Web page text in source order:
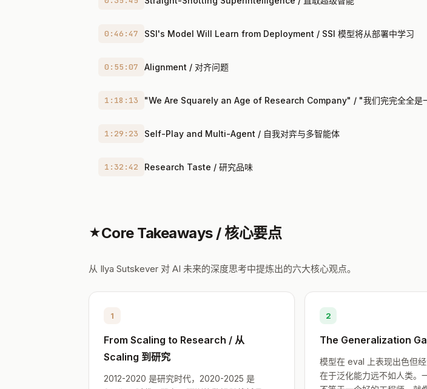
0:46:47 SSI's Model Will Learn from Deployment / SSI 模型将从部署中学习
0:55:07 Alignment / 对齐问题
1:18:13 "We Are Squarely an Age of Research Company" / "我们完完全全是
1:29:23 Self-Play and Multi-Agent / 自我对弈与多智能体
1:32:42 Research Taste / 研究品味
★Core Takeaways / 核心要点
从 Ilya Sutskever 对 AI 未来的深度思考中提炼出的六大核心观点。
1
From Scaling to Research / 从
Scaling 到研究
2012-2020 是研究时代，2020-2025 是
2
The Generalization
模型在 eval 上表现出色但
在于泛化能力远不如人类。